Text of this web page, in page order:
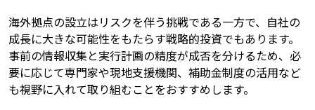
海外拠点の設立はリスクを伴う挑戦である一方で、自社の
成長に大きな可能性をもたらす戦略的投資でもあります。
事前の情報収集と実行計画の精度が成否を分けるため、必
要に応じて専門家や現地支援機関、補助金制度の活用など
も視野に入れて取り組むことをおすすめします。